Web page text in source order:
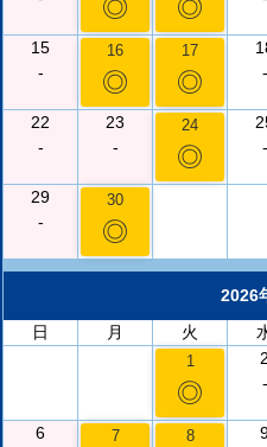
◎ ◎
15
-
16
◎
17
◎
-
22
-
23
-
24
◎
-
29
-
30
◎
2026
日
月 火
1
◎
2
-
6
7 8